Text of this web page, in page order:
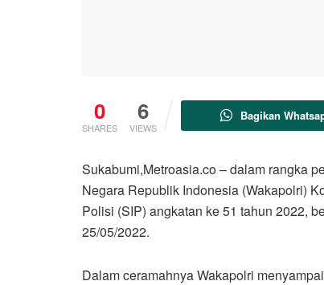
0
SHARES
6
VIEWS
Bagikan
Sukabumi,Metroasia.co – dalam rangka
Negara Republik Indonesia (Wakapolri)
Polisi (SIP) angkatan ke 51 tahun 2022,
25/05/2022.
Dalam ceramahnya Wakapolri